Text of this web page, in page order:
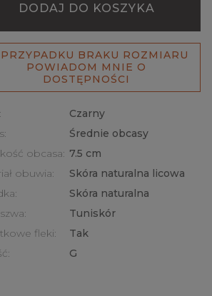
DODAJ DO KOSZYKA
BRAKU ROZMIARU
POWIADOM MNIE O
DOSTĘPNOŚCI
Czarny
Średnie obcasy
obcasa: 7.5 cm
obuwia:
Skóra naturalna licowa
Skóra naturalna
Tuniskór
fleki:
Tak
G